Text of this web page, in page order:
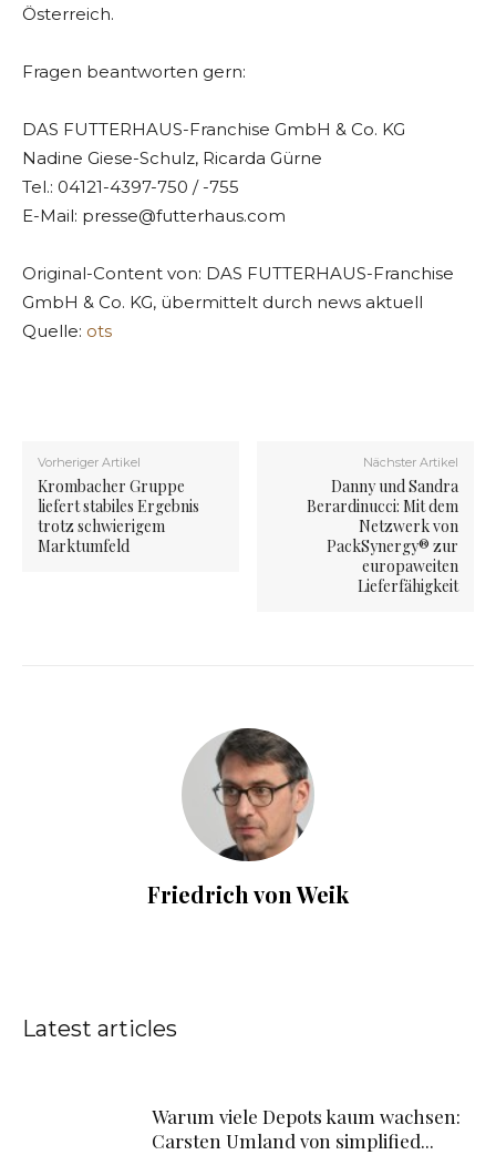
Österreich.
Fragen beantworten gern:
DAS FUTTERHAUS-Franchise GmbH & Co. KG
Nadine Giese-Schulz, Ricarda Gürne
Tel.: 04121-4397-750 / -755
E-Mail: presse@futterhaus.com
Original-Content von: DAS FUTTERHAUS-Franchise
GmbH & Co. KG, übermittelt durch news aktuell
Quelle: ots
Vorheriger Artikel
Krombacher Gruppe
liefert stabiles Ergebnis
trotz schwierigem
Marktumfeld
Nächster Artikel
Danny und Sandra
Berardinucci: Mit dem
Netzwerk von
PackSynergy® zur
europaweiten
Lieferfähigkeit
Friedrich von Weik
Latest articles
Warum viele Depots kaum wachsen:
Carsten Umland von simplified...